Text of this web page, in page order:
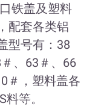
铁盖及塑料
配套各类铝
型号有：38
、63＃、66
＃，塑料盖各
等。